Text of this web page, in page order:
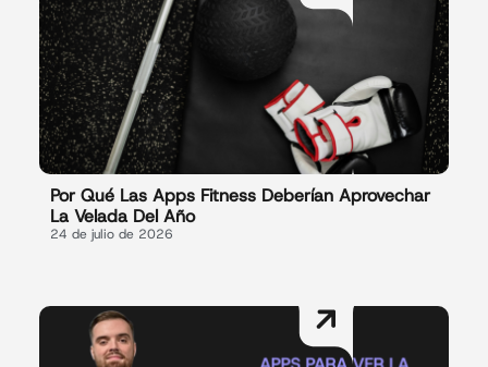
Por Qué Las Apps Fitness Deberían Aprovechar
La Velada Del Año
24 de julio de 2026